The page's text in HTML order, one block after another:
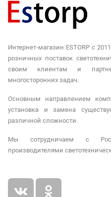
Интернет-магазин ESTORP с
розничных поставок
своим клиентам и
многосторонних задач.
Основным направлением
установка и замена
различной сложности.
Мы сотрудничаем с
производителями